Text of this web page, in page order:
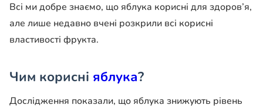
Всі ми добре знаємо, що яблука корисні для здоров’я,
але лише недавно вчені розкрили всі корисні
властивості фрукта.
Чим корисні яблука?
Дослідження показали, що яблука знижують рівень